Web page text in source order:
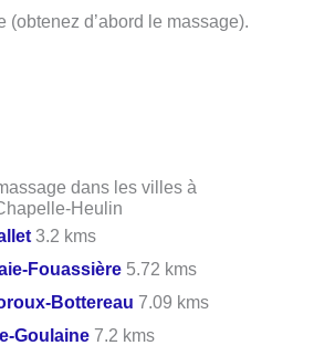
(obtenez d’abord le massage).
dans les villes à
Heulin
3.2 kms
Fouassière 5.72 kms
Bottereau 7.09 kms
Goulaine 7.2 kms